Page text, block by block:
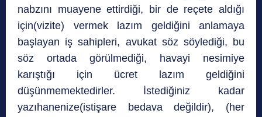
nabzını muayene ettirdiği, bir de reçete aldığı
için(vizite) vermek lazım geldiğini anlamaya
başlayan iş sahipleri, avukat söz söylediği, bu
söz ortada görülmediği, havayi nesimiye
karıştığı için ücret lazım geldiğini
düşünmemektedirler. İstediğiniz kadar
yazıhanenize(istişare bedava değildir), (her